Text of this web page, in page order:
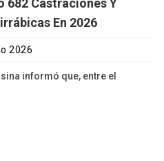
682 Castraciones Y
En 2026
2026
informó que, entre el